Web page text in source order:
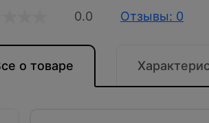
0.0 Отзывы: 0
о товаре